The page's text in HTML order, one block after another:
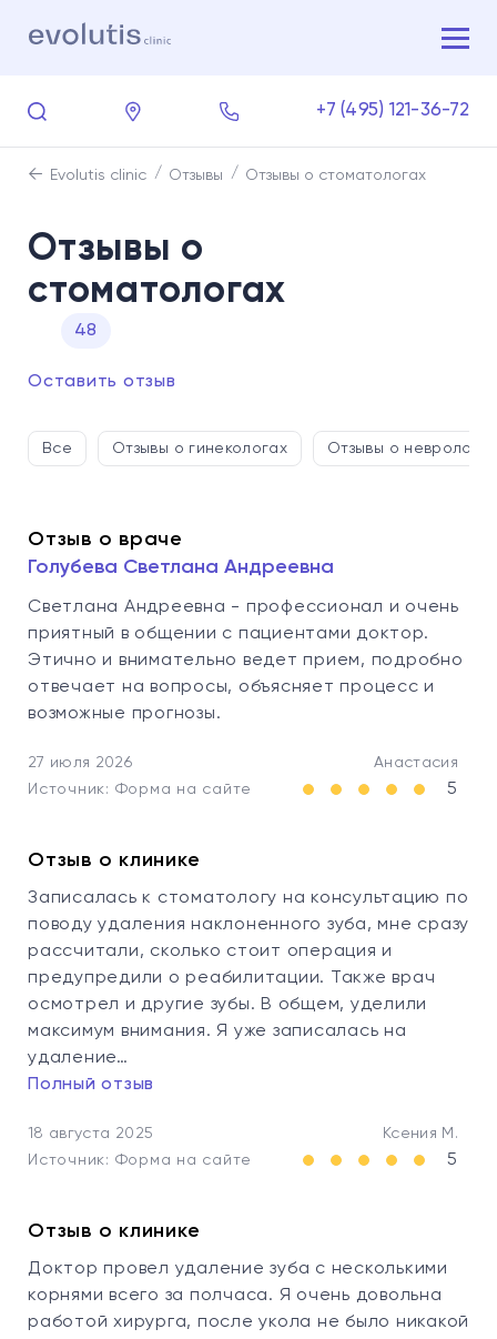
+7 (495) 121-36-72
Evolutis clinic Отзывы Отзывы о стоматологах
Отзывы о
стоматологах
48
Оставить отзыв
Все Отзывы о гинекологах Отзывы о неврологах
Отзыв о враче
Голубева Светлана Андреевна
Светлана Андреевна - профессионал и очень
приятный в общении с пациентами доктор.
Этично и внимательно ведет прием, подробно
отвечает на вопросы, объясняет процесс и
возможные прогнозы.
27 июля 2026
Анастасия
Источник: Форма на сайте
5
Отзыв о клинике
Записалась к стоматологу на консультацию по
поводу удаления наклоненного зуба, мне сразу
рассчитали, сколько стоит операция и
предупредили о реабилитации. Также врач
осмотрел и другие зубы. В общем, уделили
максимум внимания. Я уже записалась на
удаление…
Полный отзыв
18 августа 2025
Ксения М.
Источник: Форма на сайте
5
Отзыв о клинике
Доктор провел удаление зуба с несколькими
корнями всего за полчаса. Я очень довольна
работой хирурга, после укола не было никакой